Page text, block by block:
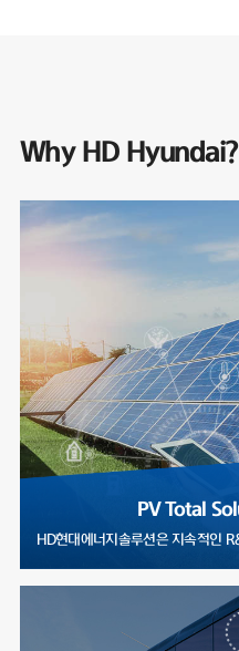
Why HD Hyundai?
PV Total
HD현대에너지솔루션은 지속적인